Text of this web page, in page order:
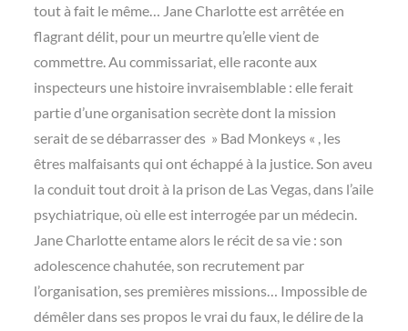
tout à fait le même… Jane Charlotte est arrêtée en
flagrant délit, pour un meurtre qu’elle vient de
commettre. Au commissariat, elle raconte aux
inspecteurs une histoire invraisemblable : elle ferait
partie d’une organisation secrète dont la mission
serait de se débarrasser des » Bad Monkeys « , les
êtres malfaisants qui ont échappé à la justice. Son aveu
la conduit tout droit à la prison de Las Vegas, dans l’aile
psychiatrique, où elle est interrogée par un médecin.
Jane Charlotte entame alors le récit de sa vie : son
adolescence chahutée, son recrutement par
l’organisation, ses premières missions… Impossible de
démêler dans ses propos le vrai du faux, le délire de la